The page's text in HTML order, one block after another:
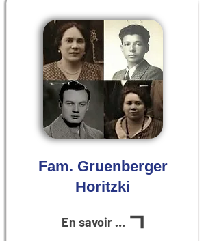
Fam. Gruenberger
Horitzki
En savoir plus